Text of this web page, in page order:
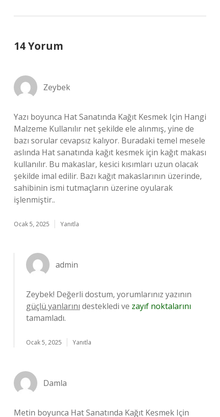
14 Yorum
Zeybek
Yazı boyunca Hat Sanatında Kağıt Kesmek Için Hangi
Malzeme Kullanılır net şekilde ele alınmış, yine de
bazı sorular cevapsız kalıyor. Buradaki temel mesele
aslında Hat sanatında kağıt kesmek için kağıt makası
kullanılır. Bu makaslar, kesici kısımları uzun olacak
şekilde imal edilir. Bazı kağıt makaslarının üzerinde,
sahibinin ismi tutmaçların üzerine oyularak
işlenmiştir..
Ocak 5, 2025 Yanıtla
admin
Zeybek! Değerli dostum, yorumlarınız yazının
güçlü yanlarını destekledi ve zayıf noktalarını
tamamladı.
Ocak 5, 2025 Yanıtla
Damla
Metin boyunca Hat Sanatında Kağıt Kesmek Için